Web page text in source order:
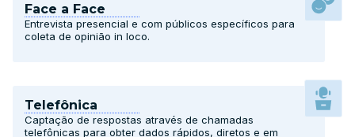
Face a Face
Entrevista presencial e com públicos específicos para
coleta de opinião in loco.
Telefônica
Captação de respostas através de chamadas
telefônicas para obter dados rápidos, diretos e em